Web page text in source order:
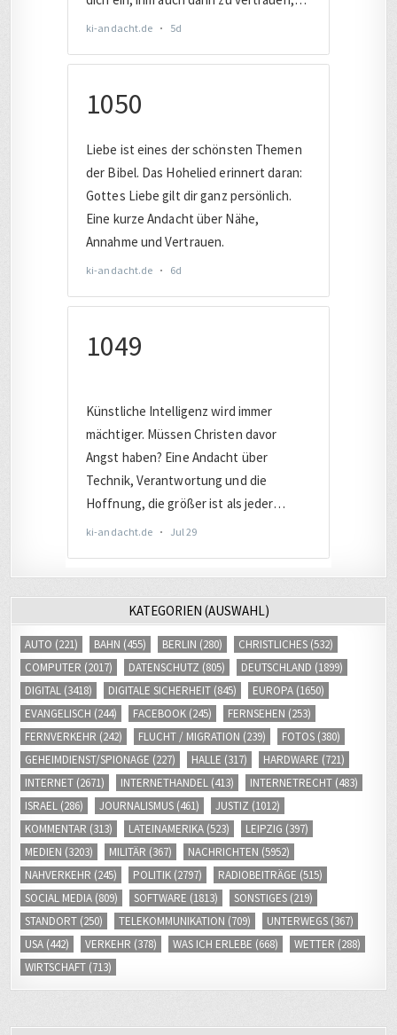
AUTO(221) BAHN(455) BERLIN(280) CHRISTLICHES(532)
COMPUTER
(2017) DATENSCHUTZ (805) DEUTSCHLAND(1899)
DIGITAL (3418) DIGITALE SICHERHEIT(845) EUROPA(1650)
EVANGELISCH (244) FACEBOOK(245) FERNSEHEN(253)
FERNVERKEHR(242) FLUCHT / MIGRATION(239) FOTOS
GEHEIMDIENST/SPIONAGE(227) HALLE (317) HARDWARE(721)
INTERNET(2671) INTERNETHANDEL(413) INTERNETRECHT(483)
ISRAEL(286) JOURNALISMUS(461) JUSTIZ
(1012)
KOMMENTAR
(313) LATEINAMERIKA (523) LEIPZIG
MEDIEN(3203) MILITÄR(367) NACHRICHTEN(5952)
NAHVERKEHR(245) POLITIK (2797) RADIOBEITRÄGE
SOCIAL MEDIA (809) SOFTWARE(1813) SONSTIGES(219)
STANDORT(250) TELEKOMMUNIKATION (709) UNTERWEGS
USA(442) VERKEHR(378) WAS ICH ERLEBE (668) WETTER(288)
WIRTSCHAFT(713)